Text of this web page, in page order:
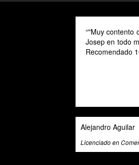
"Muy contento
Josep en todo
Recomendado
Alejandro Aguilar
Licenciado en